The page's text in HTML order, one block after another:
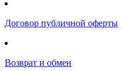
Договор публичной оферты
Возврат и обмен